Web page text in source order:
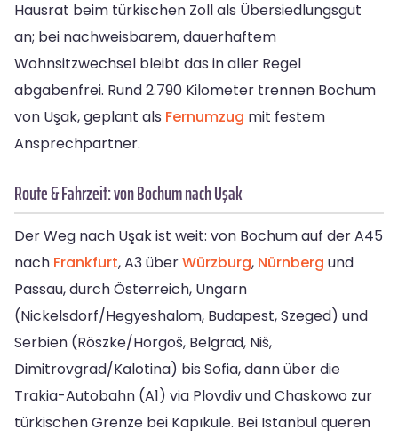
Hausrat beim türkischen Zoll als Übersiedlungsgut
an; bei nachweisbarem, dauerhaftem
Wohnsitzwechsel bleibt das in aller Regel
abgabenfrei. Rund 2.790 Kilometer trennen Bochum
von Uşak, geplant als Fernumzug mit festem
Ansprechpartner.
Route & Fahrzeit: von Bochum nach Uşak
Der Weg nach Uşak ist weit: von Bochum auf der A45
nach Frankfurt, A3 überWürzburg, Nürnberg und
Passau, durch Österreich, Ungarn
(Nickelsdorf/Hegyeshalom, Budapest, Szeged) und
Serbien (Röszke/Horgoš, Belgrad, Niš,
Dimitrovgrad/Kalotina) bis Sofia, dann über die
Trakia-Autobahn (A1) via Plovdiv und Chaskowo zur
türkischen Grenze bei Kapıkule. Bei Istanbul queren